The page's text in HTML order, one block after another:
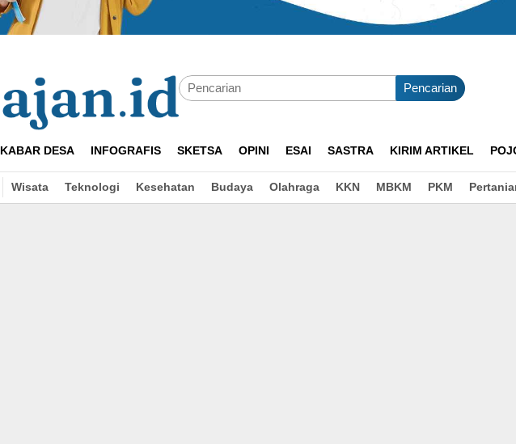
Pencarian
KABAR DESA INFOGRAFIS SKETSA OPINI ESAI SASTRA KIRIM ARTIKEL
Wisata Teknologi Kesehatan Budaya Olahraga KKN MBKM PKM